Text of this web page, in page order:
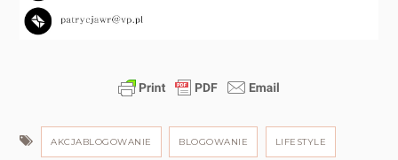
AKCJABLOGOWANIE BLOGOWANIE LIFESTYLE